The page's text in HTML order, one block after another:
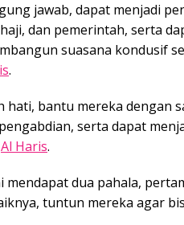
jawab, dapat menjadi
dan pemerintah, serta
suasana kondusif
.
hati, bantu mereka dengan
serta dapat
Al Haris.
dua pahala,
tuntun mereka agar